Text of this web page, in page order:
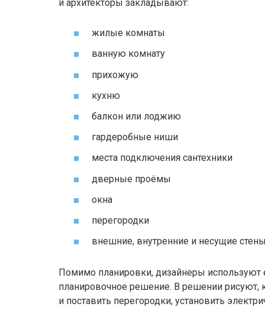
и архитекторы закладывают:
жилые комнаты
ванную комнату
прихожую
кухню
балкон или лоджию
гардеробные ниши
места подключения сантехники
дверные проёмы
окна
перегородки
внешние, внутренние и несущие
Помимо планировки, дизайнеры
планировочное решение. В решении рисуют,
и поставить перегородки, установить